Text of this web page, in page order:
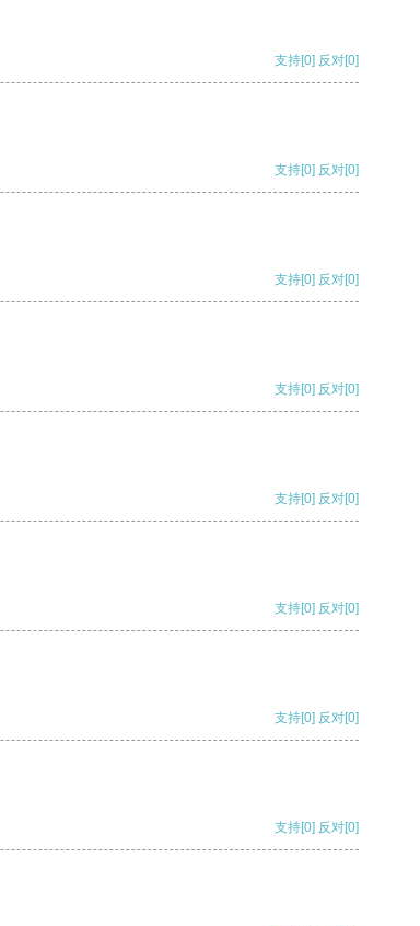
支持[0] 反对[0]
支持[0] 反对[0]
支持[0] 反对[0]
支持[0] 反对[0]
支持[0] 反对[0]
支持[0] 反对[0]
支持[0] 反对[0]
支持[0] 反对[0]